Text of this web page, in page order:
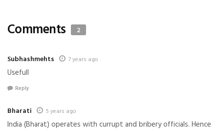
Comments 2
Subhashmehts 7 years ago
Usefull
Reply
Bharati 5 years ago
India (Bharat) operates with currupt and bribery officials. Hence